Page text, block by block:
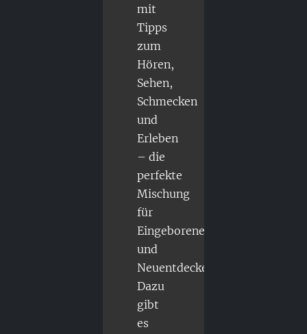
mit
Tipps
zum
Hören,
Sehen,
Schmecken
und
Erleben
– die
perfekte
Mischung
für
Eingeborene
und
Neuentdecker.
Dazu
gibt
es